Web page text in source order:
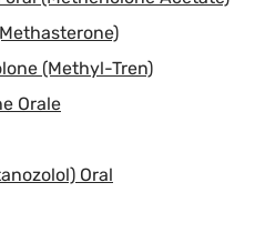
(Methyl-Tren)
Orale
Oral